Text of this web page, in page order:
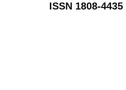
ISSN 1808-4435